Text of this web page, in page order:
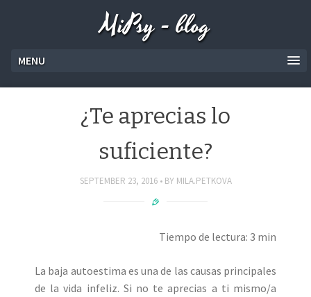
MiPsy - blog
MENU
¿Te aprecias lo
suficiente?
SEPTEMBER 23, 2016 BY MILA.PETKOVA
Tiempo de lectura: 3 min
La baja autoestima es una de las causas principales
de la vida infeliz. Si no te aprecias a ti mismo/a